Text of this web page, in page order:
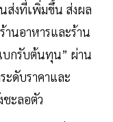
ส่งที่เพิ่มขึ้น ส่งผล
านอาหารและร้าน
บกรับต้นทุน” ผ่าน
ะดับราคาและ
ชะลอตัว